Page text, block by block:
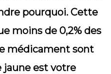
pourquoi. Cette
moins de 0,2% des
médicament sont
jaune est votre